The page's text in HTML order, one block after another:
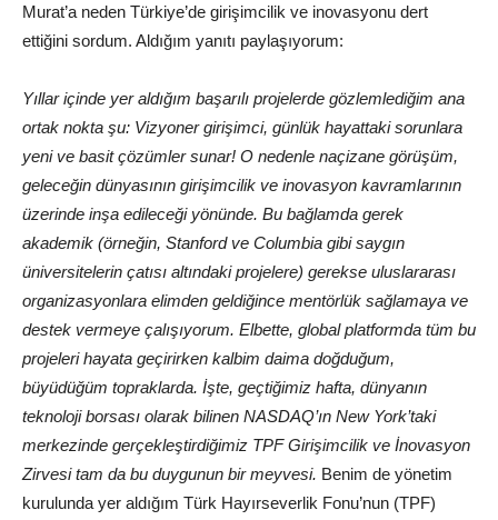
Murat’a neden Türkiye’de girişimcilik ve inovasyonu dert
ettiğini sordum. Aldığım yanıtı paylaşıyorum:
Yıllar içinde yer aldığım başarılı projelerde gözlemlediğim ana
ortak nokta şu: Vizyoner girişimci, günlük hayattaki sorunlara
yeni ve basit çözümler sunar! O nedenle naçizane görüşüm,
geleceğin dünyasının girişimcilik ve inovasyon kavramlarının
üzerinde inşa edileceği yönünde. Bu bağlamda gerek
akademik (örneğin, Stanford ve Columbia gibi saygın
üniversitelerin çatısı altındaki projelere) gerekse uluslararası
organizasyonlara elimden geldiğince mentörlük sağlamaya ve
destek vermeye çalışıyorum. Elbette, global platformda tüm bu
projeleri hayata geçirirken kalbim daima doğduğum,
büyüdüğüm topraklarda. İşte, geçtiğimiz hafta, dünyanın
teknoloji borsası olarak bilinen NASDAQ’ın New York’taki
merkezinde gerçekleştirdiğimiz TPF Girişimcilik ve İnovasyon
Zirvesi tam da bu duygunun bir meyvesi. Benim de yönetim
kurulunda yer aldığım Türk Hayırseverlik Fonu’nun (TPF)